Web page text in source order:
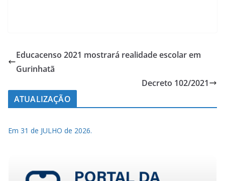
Educacenso 2021 mostrará realidade escolar em
Gurinhatã
Decreto 102/2021
ATUALIZAÇÃO
Em 31 de JULHO de 2026.